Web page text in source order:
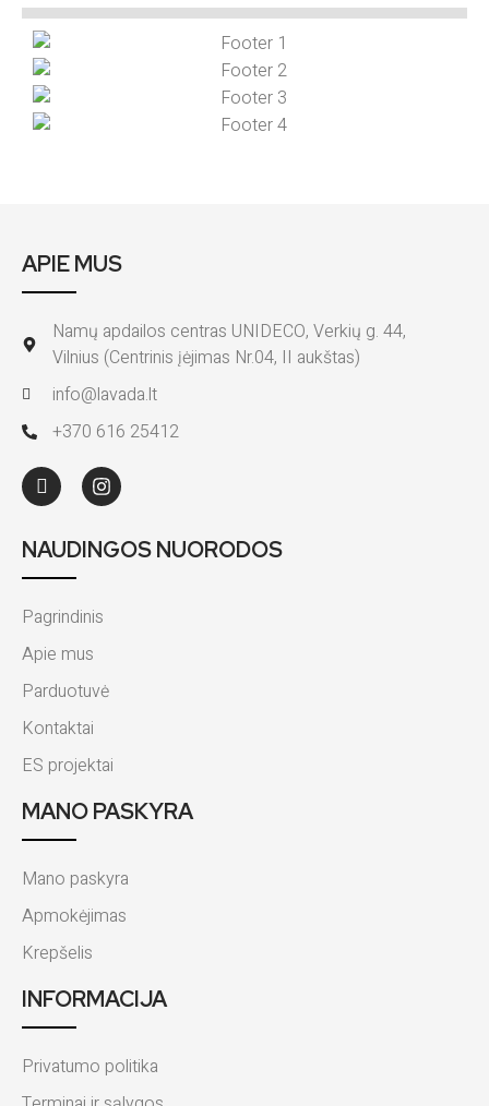
APIE MUS
Namų apdailos centras UNIDECO, Verkių g. 44,
Vilnius (Centrinis įėjimas Nr.04, II aukštas)
info@lavada.lt
+370 616 25412
NAUDINGOS NUORODOS
Pagrindinis
Apie mus
Parduotuvė
Kontaktai
ES projektai
MANO PASKYRA
Mano paskyra
Apmokėjimas
Krepšelis
INFORMACIJA
Privatumo politika